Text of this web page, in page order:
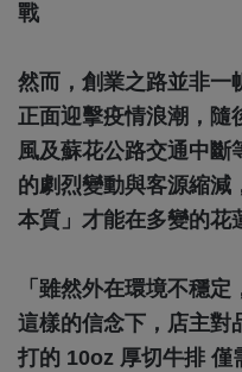
戰
然而，創業之路並非一
正面迎擊疫情浪潮，隨
風及蘇花公路交通中斷
的劇烈變動與客源縮減
本質」才能在多變的花
「雖然外在環境不穩
這樣的信念下，店主對
打的 10oz 厚切牛排 僅